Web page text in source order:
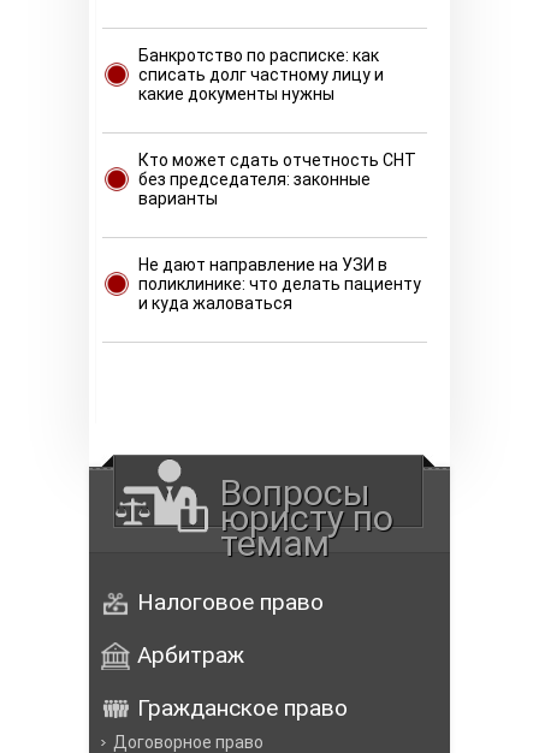
Банкротство по расписке: как
списать долг частному лицу и
какие документы нужны
Кто может сдать отчетность СНТ
без председателя: законные
варианты
Не дают направление на УЗИ в
поликлинике: что делать пациенту
и куда жаловаться
Вопросы
юристу по
темам
Налоговое право
Арбитраж
Гражданское право
Договорное право